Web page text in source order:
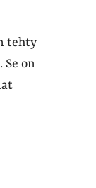
tehty
on